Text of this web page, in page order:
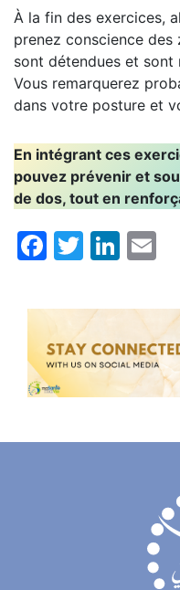
À la fin des exercices,
prenez conscience
sont détendues et sont
Vous remarquerez
dans votre posture et
En intégrant ces
pouvez prévenir et
de dos, tout en
Facebook
Twitter